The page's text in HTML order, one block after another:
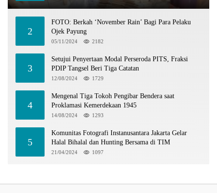
2
FOTO: Berkah ‘November Rain’ Bagi Para Pelaku
Ojek Payung
05/11/2024 2182
3
Setujui Penyertaan Modal Perseroda PITS, Fraksi
PDIP Tangsel Beri Tiga Catatan
12/08/2024 1729
4
Mengenal Tiga Tokoh Pengibar Bendera saat
Proklamasi Kemerdekaan 1945
14/08/2024 1293
5
Komunitas Fotografi Instanusantara Jakarta Gelar
Halal Bihalal dan Hunting Bersama di TIM
21/04/2024 1097